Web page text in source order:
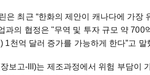
은 최근 “한화의 제안이 캐나다에 가장
과의 협정은 "무역 및 투자 규모 약 700
1천억 달러 증가를 가능하게 한다”고 말
보고-III)는 제조과정에서 위험 부담이